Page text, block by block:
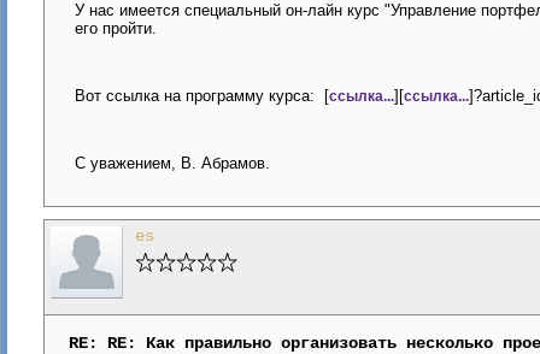
У нас имеется специальный он-лайн курс "Управление
его пройти.
Вот ссылка на программу курса: [ссылка...][ссылка...
С уважением, В. Абрамов.
es
RE: RE: Как правильно организовать несколько